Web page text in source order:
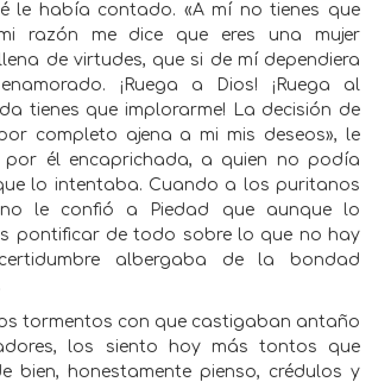
le había contado. «A mí no tienes que
razón me dice que eres una mujer
de virtudes, que si de mí dependiera
¡Ruega a Dios! ¡Ruega al
tienes que implorarme! La decisión de
completo ajena a mi mis deseos», le
por él encaprichada, a quien no podía
lo intentaba. Cuando a los puritanos
le confió a Piedad que aunque lo
pontificar de todo sobre lo que no hay
albergaba de la bondad
tormentos con que castigaban antaño
los siento hoy más tontos que
bien, honestamente pienso, crédulos y